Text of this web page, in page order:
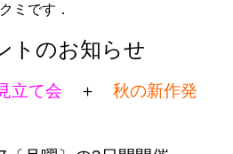
ミです．
トのお知らせ
立て会 ＋秋の新作発